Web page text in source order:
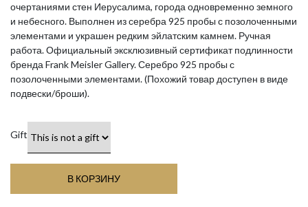
очертаниями стен Иерусалима, города одновременно земного
и небесного. Выполнен из серебра 925 пробы с позолоченными
элементами и украшен редким эйлатским камнем. Ручная
работа. Официальный эксклюзивный сертификат подлинности
бренда Frank Meisler Gallery. Серебро 925 пробы с
позолоченными элементами. (Похожий товар доступен в виде
подвески/броши).
Gift
В КОРЗИНУ